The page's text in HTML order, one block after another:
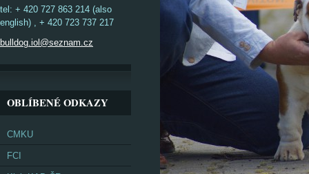
tel: + 420 727 863 214 (also
english) , + 420 723 737 217
bulldog.iol@seznam.cz
OBLÍBENÉ ODKAZY
CMKU
FCI